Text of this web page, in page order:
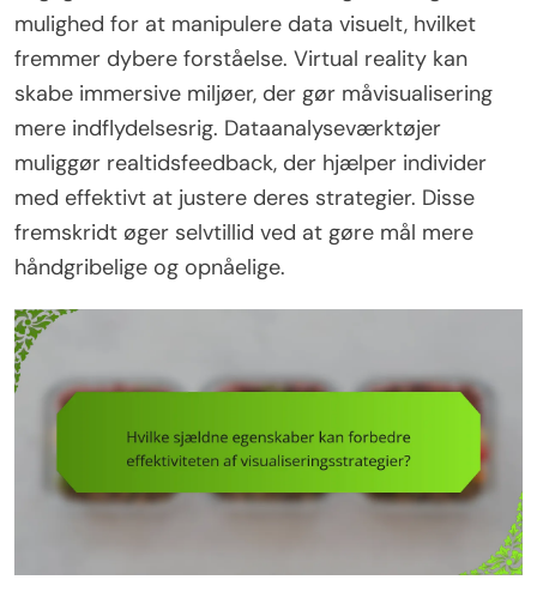
mulighed for at manipulere data visuelt, hvilket
fremmer dybere forståelse. Virtual reality kan
skabe immersive miljøer, der gør måvisualisering
mere indflydelsesrig. Dataanalyseværktøjer
muliggør realtidsfeedback, der hjælper individer
med effektivt at justere deres strategier. Disse
fremskridt øger selvtillid ved at gøre mål mere
håndgribelige og opnåelige.